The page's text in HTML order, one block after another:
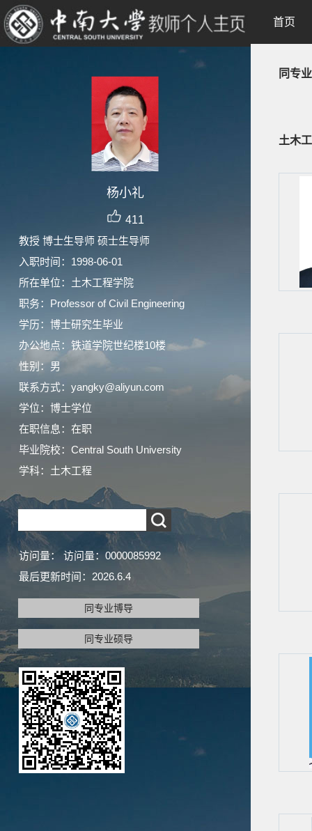
杨小礼
411
教授 博士生导师 硕士生导师
入职时间：1998-06-01
所在单位：土木工程学院
职务：Professor of Civil Engineering
学历：博士研究生毕业
办公地点：铁道学院世纪楼10楼
性别：男
联系方式：yangky@aliyun.com
学位：博士学位
在职信息：在职
毕业院校：Central South University
学科：土木工程
访问量： 访问量： 0000085992
最后更新时间： 2026.6.4
同专业博导
同专业硕导
首页
同专
土木